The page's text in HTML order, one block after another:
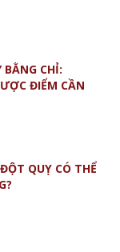
BẰNG CHỈ:
ĐIỂM CẦN
QUỴ CÓ THỂ